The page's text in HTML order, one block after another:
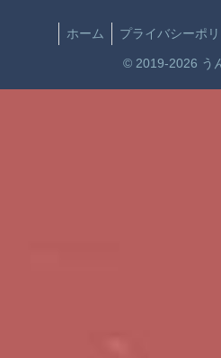
ホーム プライバシーポ
© 2019-2026 う